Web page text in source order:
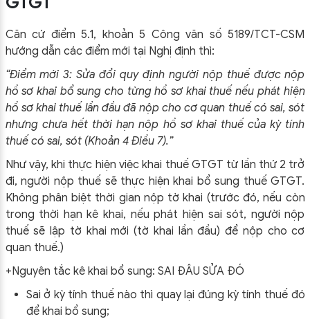
Căn cứ điểm 5.1, khoản 5 Công văn số 5189/TCT-CSM
hướng dẫn các điểm mới tại Nghị định thì:
“Điểm mới 3: Sửa đổi quy định người nộp thuế được nộp
hồ sơ khai bổ sung cho từng hồ sơ khai thuế nếu phát hiện
hồ sơ khai thuế lần đầu đã nộp cho cơ quan thuế có sai, sót
nhưng chưa hết thời hạn nộp hồ sơ khai thuế của kỳ tính
thuế có sai, sót (Khoản 4 Điều 7).”
Như vậy, khi thực hiện việc khai thuế GTGT từ lần thứ 2 trở
đi, người nộp thuế sẽ thực hiện khai bổ sung thuế GTGT.
Không phân biệt thời gian nộp tờ khai (trước đó, nếu còn
trong thời hạn kê khai, nếu phát hiện sai sót, người nộp
thuế sẽ lập tờ khai mới (tờ khai lần đầu) để nộp cho cơ
quan thuế.)
+Nguyên tắc kê khai bổ sung: SAI ĐÂU SỬA ĐÓ
Sai ở kỳ tính thuế nào thì quay lại đúng kỳ tính thuế đó
để khai bổ sung;